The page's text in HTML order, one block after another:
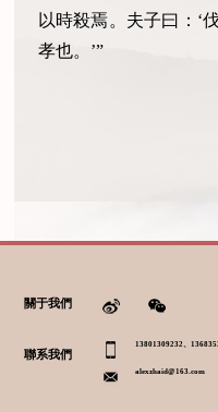
以時殺焉。夫子曰：‘
孝也。’”
關于我們
聯系我們
13801309232、
alexzhaid@163.com